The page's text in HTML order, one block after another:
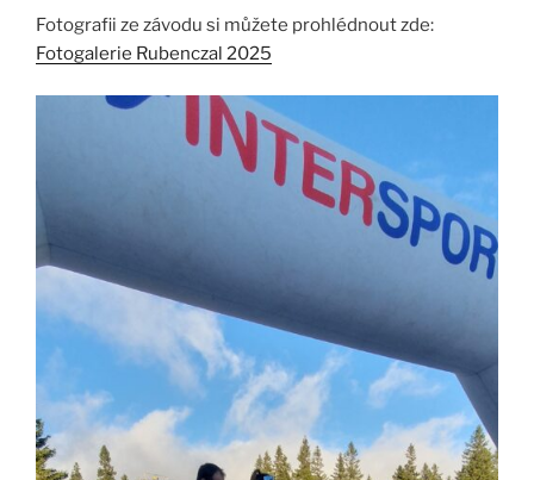
Fotografii ze závodu si můžete prohlédnout zde:
Fotogalerie Rubenczal 2025